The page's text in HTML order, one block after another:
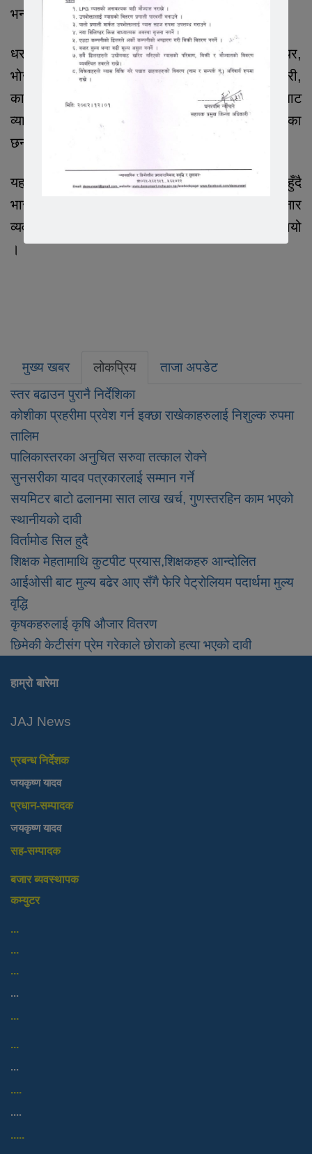
भन्नुभयो ।
धरानको कृषि बजारमा धनकुटा, सङ्खुवासभा, पाँचथर,
भोजपुर, तेह्रथुमलगायत पहाडी जिल्ला तथा इटहरी,
कानेपोखरी, इनरुवा, झुम्का, बेलबारीलगायत तराई क्षेत्रबाट
व्यापारी तथा किसान खसीबोका बिक्रीका लागि आउने गरेका
छन् ।
यहाँबाट बिक्री भएका खसीबोका मुलुकका प्रमुख सहर हुँदै
भारतसम्म पनि निर्यात हुने गरेको धरान कृषि उपज बजार
व्यवस्थापन समितिका अध्यक्ष भट्टराईले जानकारी दिनुभयो
।
मुख्य खबर लोकप्रिय
ताजा अपडेट
स्तर बढाउन पुरानै निर्देशिका
कोशीका प्रहरीमा प्रवेश गर्न इक्छा राखेकाहरुलाई निशुल्क रुपमा
तालिम
पालिकास्तरका अनुचित सरुवा तत्काल रोक्ने
सुनसरीका यादव पत्रकारलाई सम्मान गर्ने
सयमिटर बाटो ढलानमा सात लाख खर्च, गुणस्तरहिन काम भएको
स्थानीयको दावी
विर्तामोड सिल हुदै
शिक्षक मेहतामाथि कुटपीट प्रयास,शिक्षकहरु आन्दोलित
आईओसी बाट मुल्य बढेर आए सँगै फेरि पेट्रोलियम पदार्थमा मुल्य
वृद्धि
कृषकहरुलाई कृषि औजार वितरण
छिमेकी केटीसंग प्रेम गरेकाले छोराको हत्या भएको दावी
हाम्रो बारेमा
JAJ News
प्रबन्ध निर्देशक
जयकृष्ण यादव
प्रधान-सम्पादक
जयकृष्ण यादव
सह-सम्पादक
बजार ब्यवस्थापक
कम्युटर
...
...
...
...
...
...
...
....
....
.....